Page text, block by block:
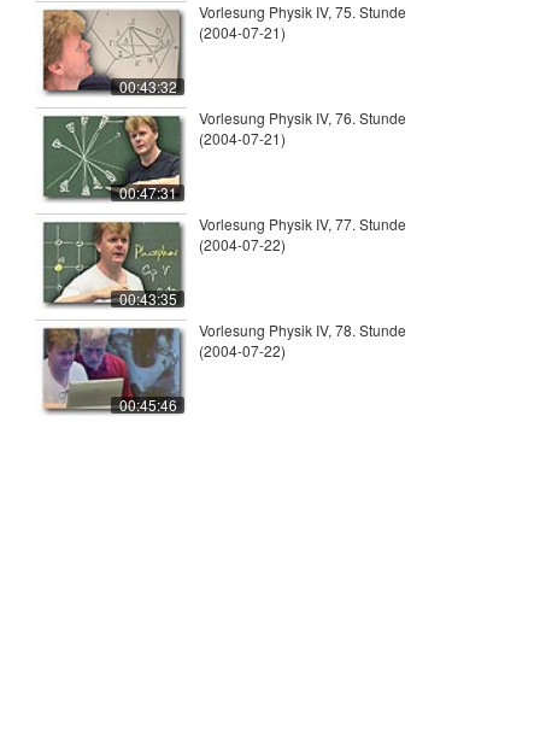
00:43:32
Vorlesung Physik IV, 75. Stunde
(2004-07-21)
00:47:31
Vorlesung Physik IV, 76. Stunde
(2004-07-21)
00:43:35
Vorlesung Physik IV, 77. Stunde
(2004-07-22)
00:45:46
Vorlesung Physik IV, 78. Stunde
(2004-07-22)